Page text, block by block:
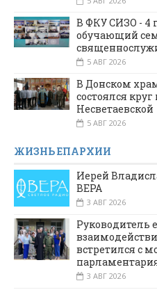
В ФКУ СИЗО - 4
обучающий
5 АВГ 2026
В Донском
состоялся
Несветаевской
5 АВГ 2026
ЖИЗНЬ ЕПАРХИИ
Иерей
ВЕРА
3 АВГ 2026
Руководитель
встретился с
3 АВГ 2026